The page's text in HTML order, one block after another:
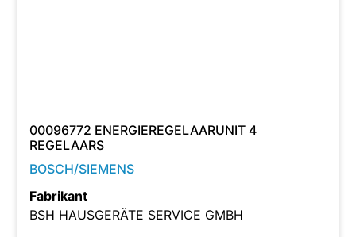
00096772 ENERGIEREGELAARUNIT 4
REGELAARS
BOSCH/SIEMENS
Fabrikant
BSH HAUSGERÄTE SERVICE GMBH